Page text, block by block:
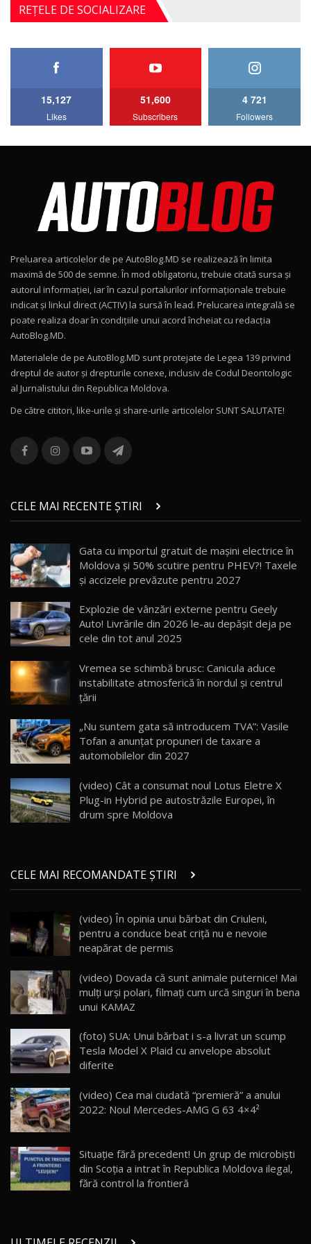
5
4MATIC V223) / Test Drive AutoBlog.MD
27:33
AutoBlog.MD
15:08
Noul Geely EX2 / Test Drive AutoBlog.MD
15:22
Mercedes-AMG E 53 HYBRID 4MATIC+ / Test
Drive AutoBlog.MD
16:27
11
Noul Volvo ES90 / Test Drive AutoBlog.MD
12
Noul MG HS / Test Drive AutoBlog.MD
16:48
13
combină aventura cu luxul / AutoBlog.MD
36:08
chinez care face lumea să se întoarcă după el
/ AutoBlog.MD
17:27
15 14:37
16
AutoBlogMD
13:10
17
30:08
Noul Geely EX5 EM-i care a cucerit Moldova
AutoBlog.MD
23:36
20
Noul ZEEKR 7X / Test Drive AutoBlog.MD
29:08
21
AutoBlog.MD
16:59
22
Noua Mazda 6e / Test Drive AutoBlog.MD
26:59
23
Lynk & Co 01 / Test Drive AutoBlog.MD
25:19
24
ZEEKR 009: Cel mai Performant și Confortabil
Van Electric Testat în Moldova / AutoBlog.MD
26:38
25
mai Exclusiv și Puternic Defender Testat în
Moldova
32:21
26
AutoBlog.MD
10:57
REȚELE DE SOCIALIZARE
15,127
Likes
51,600
Subscribers
4 721
Followers
Preluarea articolelor de pe AutoBlog.MD se realizează în limita
maximă de 500 de semne. În mod obligatoriu, trebuie citată sursa și
autorul informației, iar în cazul portalurilor informaționale trebuie
indicat și linkul direct (ACTIV) la sursă în lead. Prelucarea integrală se
poate realiza doar în condițiile unui acord încheiat cu redacţia
AutoBlog.MD.
Materialele de pe AutoBlog.MD sunt protejate de Legea 139 privind
dreptul de autor și drepturile conexe, inclusiv de Codul Deontologic
al Jurnalistului din Republica Moldova.
De către cititori, like-urile şi share-urile articolelor SUNT SALUTATE!
CELE MAI RECENTE ȘTIRI
Gata cu importul gratuit de mașini electrice în
Moldova și 50% scutire pentru PHEV?! Taxele
și accizele prevăzute pentru 2027
Explozie de vânzări externe pentru Geely
Auto! Livrările din 2026 le-au depășit deja pe
cele din tot anul 2025
Vremea se schimbă brusc: Canicula aduce
instabilitate atmosferică în nordul și centrul
țării
„Nu suntem gata să introducem TVA”: Vasile
Tofan a anunțat propuneri de taxare a
automobilelor din 2027
(video) Cât a consumat noul Lotus Eletre X
Plug-in Hybrid pe autostrăzile Europei, în
drum spre Moldova
CELE MAI RECOMANDATE ȘTIRI
(video) În opinia unui bărbat din Criuleni,
pentru a conduce beat criță nu e nevoie
neapărat de permis
(video) Dovada că sunt animale puternice! Mai
mulţi urşi polari, filmaţi cum urcă singuri în bena
unui KAMAZ
(foto) SUA: Unui bărbat i s-a livrat un scump
Tesla Model X Plaid cu anvelope absolut
diferite
(video) Cea mai ciudată “premieră” a anului
2022: Noul Mercedes-AMG G 63 4×4²
Situaţie fără precedent! Un grup de microbiști
din Scoţia a intrat în Republica Moldova ilegal,
fără control la frontieră